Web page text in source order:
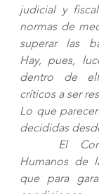
judicial y
normas de
superar las
Hay, pues,
dentro de
críticos a ser
Lo que
decididas
El
Humanos de
que para